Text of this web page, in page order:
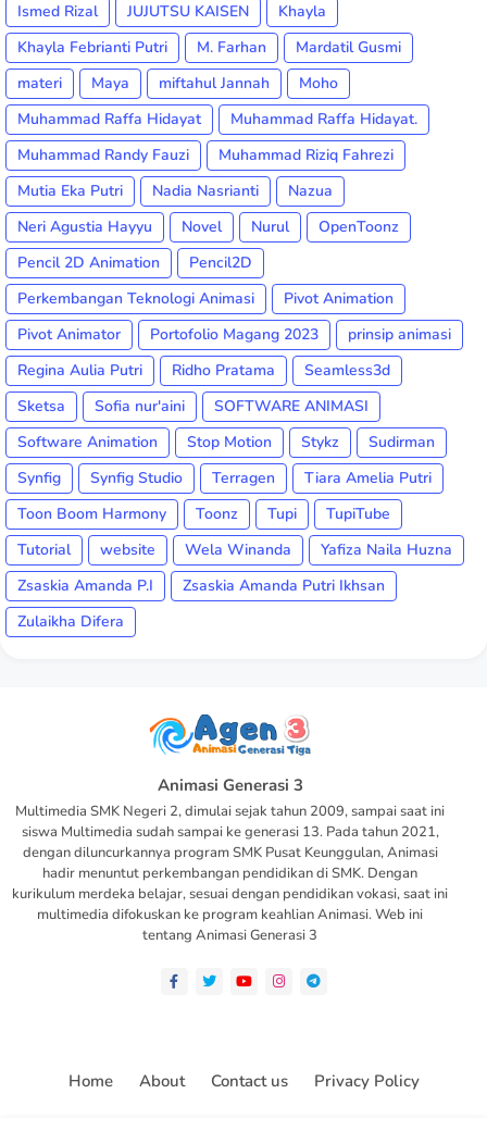
Ismed Rizal
JUJUTSU KAISEN
Khayla
Khayla Febrianti Putri
M. Farhan
Mardatil Gusmi
materi
Maya miftahul Jannah
Moho
Muhammad Raffa Hidayat
Muhammad Raffa Hidayat.
Muhammad Randy Fauzi
Muhammad Riziq Fahrezi
Mutia Eka Putri
Nadia Nasrianti
Nazua
Neri Agustia Hayyu
Novel Nurul
OpenToonz
Pencil 2D Animation
Pencil2D
Perkembangan Teknologi Animasi
Pivot Animation
Pivot Animator
Portofolio Magang 2023
prinsip animasi
Regina Aulia Putri
Ridho Pratama
Seamless3d
Sketsa
Sofia nur'aini
SOFTWARE ANIMASI
Software Animation
Stop Motion Stykz
Sudirman
Synfig
Synfig Studio Terragen
Tiara Amelia Putri
Toon Boom Harmony
Toonz Tupi
TupiTube
Tutorial
website Wela Winanda
Yafiza Naila Huzna
Zsaskia Amanda P.I
Zsaskia Amanda Putri Ikhsan
Zulaikha Difera
Animasi Generasi 3
Multimedia SMK Negeri 2, dimulai sejak tahun 2009, sampai saat ini
siswa Multimedia sudah sampai ke generasi 13. Pada tahun 2021,
dengan diluncurkannya program SMK Pusat Keunggulan, Animasi
hadir menuntut perkembangan pendidikan di SMK. Dengan
kurikulum merdeka belajar, sesuai dengan pendidikan vokasi, saat ini
multimedia difokuskan ke program keahlian Animasi. Web ini
tentang Animasi Generasi 3
Home About Contact us Privacy Policy